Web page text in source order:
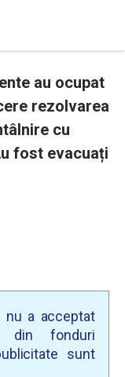
au ocupat
rezolvarea
cu
fost evacuați
nu a acceptat
din fonduri
sunt